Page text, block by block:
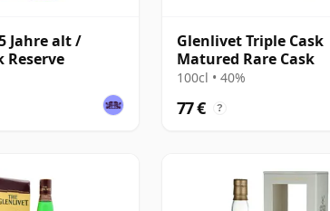
Jahre alt /
Reserve
Glenlivet Triple Cask
Matured Rare Cask
100cl • 40%
77 € ?